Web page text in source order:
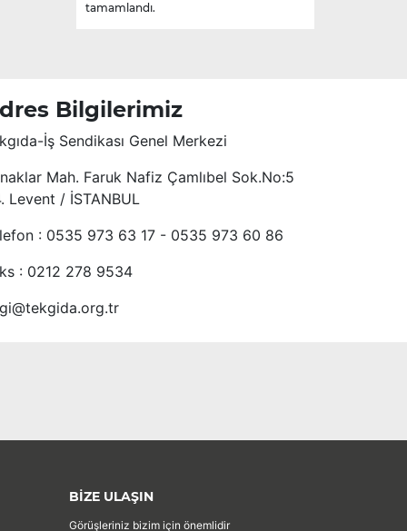
tamamlandı.
Bilgilerimiz
İş Sendikası Genel Merkezi
Mah. Faruk Nafiz Çamlıbel Sok.No:5
Levent / İSTANBUL
: 0535 973 63 17 - 0535 973 60 86
: 0212 278 9534
BİZE ULAŞIN
Görüşleriniz bizim için önemlidir